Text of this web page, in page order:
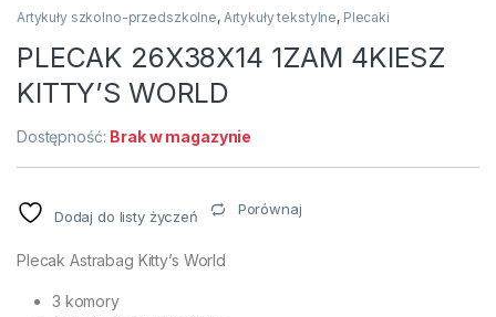
Artykuły szkolno-przedszkolne, Artykuły tekstylne, Plecaki
PLECAK 26X38X14 1ZAM 4KIESZ
KITTY’S WORLD
Dostępność: Brak w magazynie
Dodaj do listy życzeń Porównaj
Plecak Astrabag Kitty’s World
3 komory